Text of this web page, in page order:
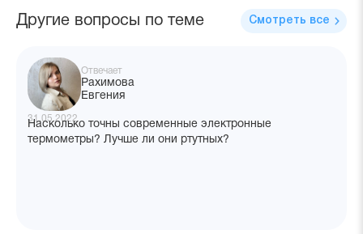
Другие вопросы по теме Смотреть все
Отвечает
Рахимова
Евгения
31.05.2022
Насколько точны современные электронные
термометры? Лучше ли они ртутных?